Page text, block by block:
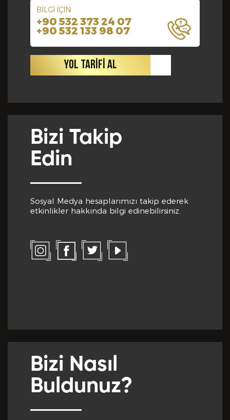
BİLGİ İÇİN
+90 532 373 24 07
+90 532 133 98 07
YOL TARİFİ AL
Bizi Takip
Edin
Sosyal Medya hesaplarımızı takip ederek
etkinlikler hakkında bilgi edinebilirsiniz.
Bizi Nasıl
Buldunuz?